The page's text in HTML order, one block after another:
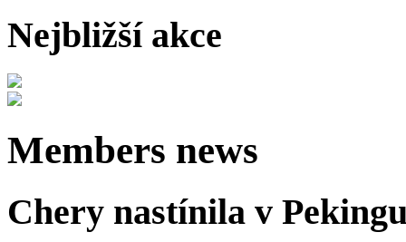
Nejbližší akce
Members news
Chery nastínila v